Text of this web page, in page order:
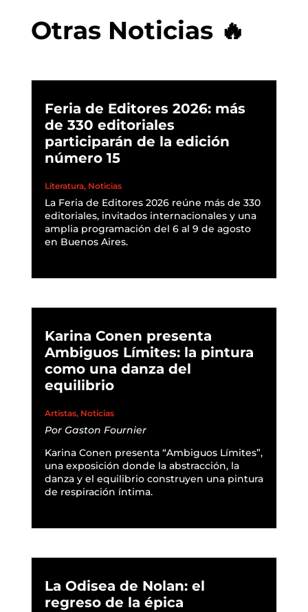
Otras Noticias 🔥
Feria de Editores 2026: más
de 330 editoriales
participarán de la edición
número 15
Literatura, Noticias
La Feria de Editores 2026 reúne más de 330
editoriales, invitados internacionales y una
amplia programación del 6 al 9 de agosto
en Buenos Aires.
Karina Conen presenta
Ambiguos Límites: la pintura
como una danza del
equilibrio
Artistas, Noticias
Por Gaston Fournier
Karina Conen presenta “Ambiguos Límites”,
una exposición donde la abstracción, la
danza y el equilibrio construyen una pintura
de respiración íntima.
La Odisea de Nolan: el
regreso de la épica